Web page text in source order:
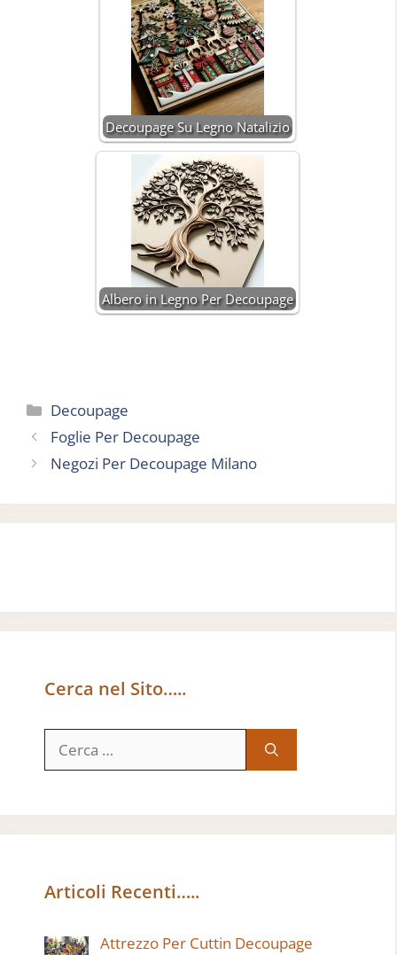
Decoupage Su Legno Natalizio
Albero in Legno Per Decoupage
Categorie
Decoupage
Foglie Per Decoupage
Negozi Per Decoupage Milano
Cerca nel Sito…..
per:
Articoli Recenti…..
Attrezzo Per Cuttin Decoupage